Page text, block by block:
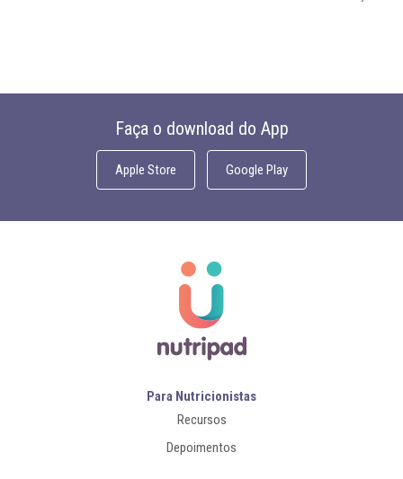
Faça o download do App
Apple Store Google Play
Para Nutricionistas
Recursos
Depoimentos